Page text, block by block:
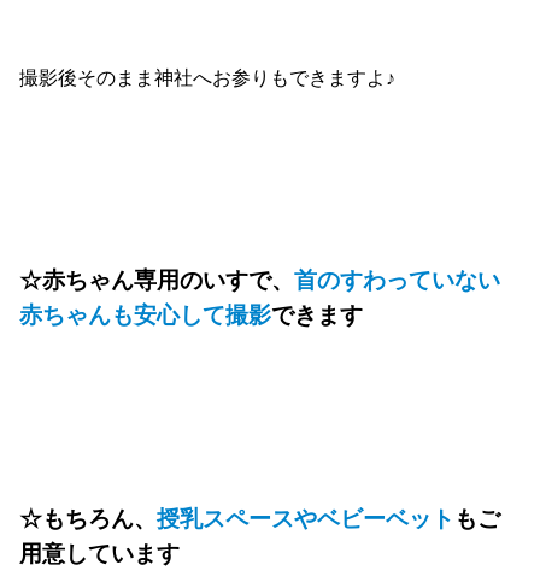
撮影後そのまま神社へお参りもできますよ♪
☆赤ちゃん専用のいすで、 首のすわっていない
赤ちゃんも安心して撮影できます
☆もちろん、 授乳スペースやベビーベット もご
用意しています